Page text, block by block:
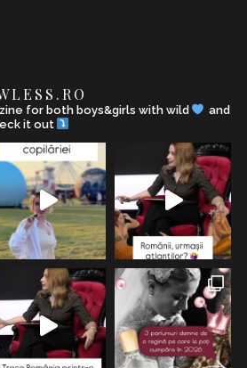
for both boys&girls with wild
and
it out